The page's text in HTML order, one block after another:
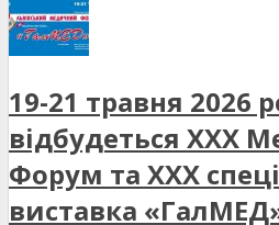
19-21 травня 2026
відбудеться XXX
Форум та XXX
виставка